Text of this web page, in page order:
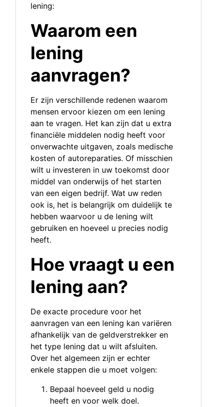
lening:
Waarom een
lening
aanvragen?
Er zijn verschillende redenen waarom
mensen ervoor kiezen om een lening
aan te vragen. Het kan zijn dat u extra
financiële middelen nodig heeft voor
onverwachte uitgaven, zoals medische
kosten of autoreparaties. Of misschien
wilt u investeren in uw toekomst door
middel van onderwijs of het starten
van een eigen bedrijf. Wat uw reden
ook is, het is belangrijk om duidelijk te
hebben waarvoor u de lening wilt
gebruiken en hoeveel u precies nodig
heeft.
Hoe vraagt u een
lening aan?
De exacte procedure voor het
aanvragen van een lening kan variëren
afhankelijk van de geldverstrekker en
het type lening dat u wilt afsluiten.
Over het algemeen zijn er echter
enkele stappen die u moet volgen:
Bepaal hoeveel geld u nodig
heeft en voor welk doel.